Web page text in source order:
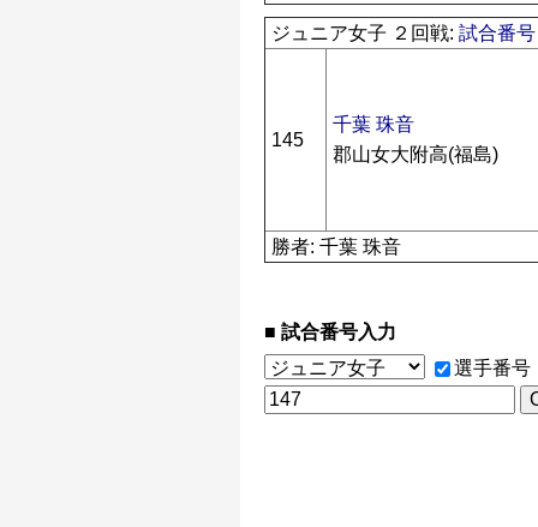
ジュニア女子 ２回戦:試合番
145
千葉 珠音
郡山女大附高(福島)
勝者: 千葉 珠音
試合番号入力
選手番号